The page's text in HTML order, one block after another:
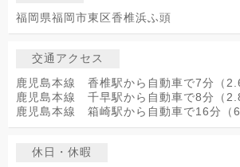
福岡県福岡市東区香椎浜ふ頭
交通アクセス
鹿児島本線 香椎駅から自動車で7分（
鹿児島本線 千早駅から自動車で8分（
鹿児島本線 箱崎駅から自動車で16分（
休日・休暇